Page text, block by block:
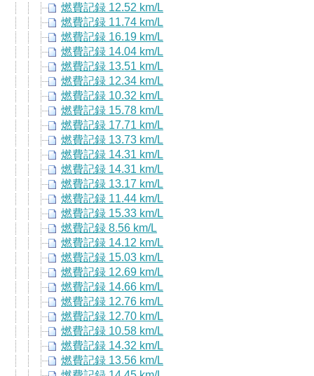
燃費記録 12.52 km/L
燃費記録 11.74 km/L
燃費記録 16.19 km/L
燃費記録 14.04 km/L
燃費記録 13.51 km/L
燃費記録 12.34 km/L
燃費記録 10.32 km/L
燃費記録 15.78 km/L
燃費記録 17.71 km/L
燃費記録 13.73 km/L
燃費記録 14.31 km/L
燃費記録 14.31 km/L
燃費記録 13.17 km/L
燃費記録 11.44 km/L
燃費記録 15.33 km/L
燃費記録 8.56 km/L
燃費記録 14.12 km/L
燃費記録 15.03 km/L
燃費記録 12.69 km/L
燃費記録 14.66 km/L
燃費記録 12.76 km/L
燃費記録 12.70 km/L
燃費記録 10.58 km/L
燃費記録 14.32 km/L
燃費記録 13.56 km/L